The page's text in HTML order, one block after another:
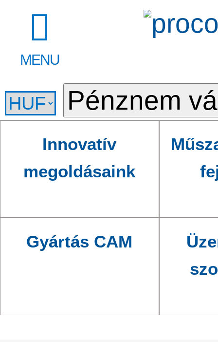
MENU
Innovatív
megoldásaink
Gyártás CAM